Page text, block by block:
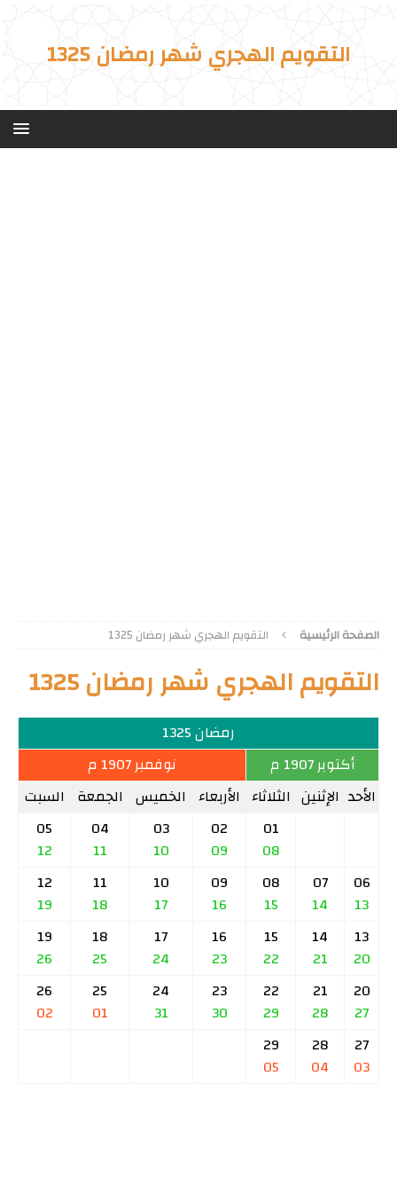
التقويم الهجري شهر رمضان 1325
الصفحة الرئيسية التقويم الهجري شهر رمضان 1325
التقويم الهجري شهر رمضان 1325
رمضان 1325
أكتوبر 1907 م
نوفمبر 1907 م
الأحد الإثنين الثلاثاء الأربعاء الخميس الجمعة السبت
01
08
02
09
03
10
04
11
05
12
06
13
07
14
08
15
09
16
10
17
11
18
12
19
13
20
14
21
15
22
16
23
17
24
18
25
19
26
20
27
21
28
22
29
23
30
24
31
25
01
26
02
27
03
28
04
29
05